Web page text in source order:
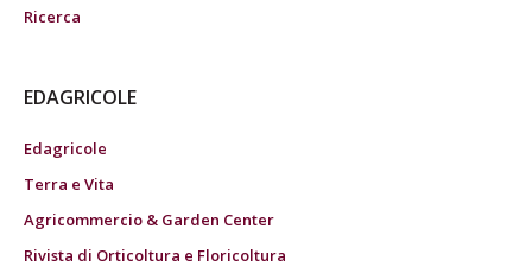
Ricerca
EDAGRICOLE
Edagricole
Terra e Vita
Agricommercio & Garden Center
Rivista di Orticoltura e Floricoltura